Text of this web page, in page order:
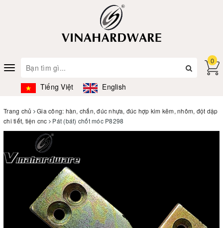
Toggle
navigation
Tiếng Việt English
0
Trang chủ
Gia công: hàn, chấn, đúc nhựa, đúc hợp kim kẽm, nhôm, đột dập
chi tiết, tiện cnc
Pát (bát) chốt móc P8298